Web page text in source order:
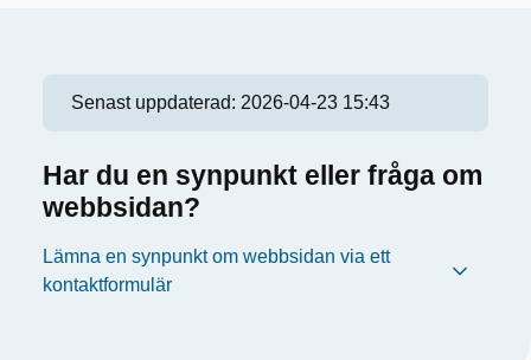
Senast uppdaterad: 2026-04-23 15:43
Har du en synpunkt eller fråga om
webbsidan?
Lämna en synpunkt om webbsidan via ett
kontaktformulär